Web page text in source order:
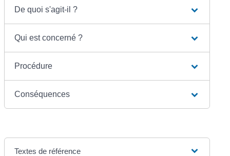
De quoi s'agit-il ?
Qui est concerné ?
Procédure
Conséquences
Textes de référence